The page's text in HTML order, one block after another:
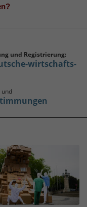
und Registrierung:
wirtschafts-
und